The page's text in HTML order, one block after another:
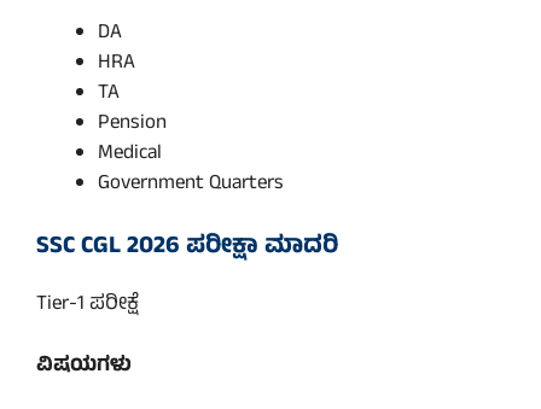
DA
HRA
TA
Pension
Medical
Government Quarters
SSC CGL 2026 ಪರೀಕ್ಷಾ ಮಾದರಿ
Tier-1 ಪರೀಕ್ಷೆ
ವಿಷಯಗಳು